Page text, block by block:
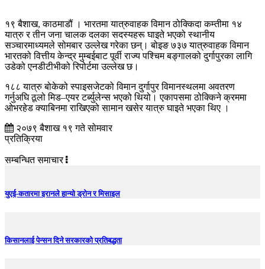
१९ बैशाख, काठमाडौं । भारतमा यात्रुवाहक विमान ठोक्किदा कम्तीमा १४
यात्रु र तीन जना चालक दलका सदस्यहरू घाइते भएको स्थानीय
सञ्चारमाध्यमले सोमबार उल्लेख गरेका छन्। बोइङ ७३७ यात्रुवाहक विमान
भारतको वित्तीय केन्द्र मुम्बईबाट पूर्वी राज्य पश्चिम बङ्गालको दुर्गापुरका लागि
उडेको एनडीटीभीको रिपोर्टमा उल्लेख छ।
१८८ यात्रु बोकेको स्पाइसजेटको विमान दुर्गापुर विमानस्थलमा अवतरण
गर्नुअघि ठूलो मिड–एयर टर्ब्युलेन्स भएको थियो। एकापसमा ठोक्किने क्रममा
ओभरहेड क्याबिनमा राखिएको सामान खसेर यात्रु घाइते भएका थिए ।
२०७९ बैशाख १९ गते सोमवार
प्रतिक्रिया
सम्बन्धित समाचार
युएई-कतारमा इरानले हान्यो ड्रोन र मिसाइल
किसानलाई पेन्सन दिने सरकारको प्रतिबद्धता